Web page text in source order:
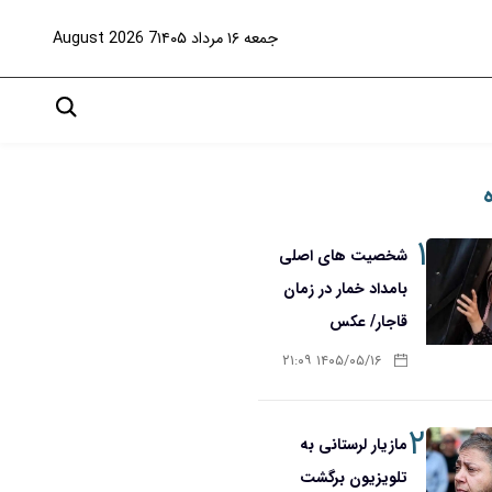
جمعه ۱۶ مرداد ۱۴۰۵ 7 August 2026
۱ شخصیت های اصلی
بامداد خمار در زمان
قاجار/ عکس
۱۴۰۵/۰۵/۱۶ ۲۱:۰۹
۲مازیار لرستانی به
تلویزیون برگشت